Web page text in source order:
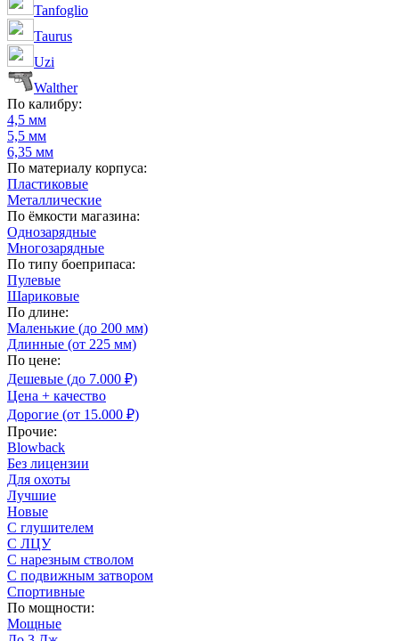
Tanfoglio
Taurus
Uzi
Walther
По калибру:
4,5 мм
5,5 мм
6,35 мм
По материалу корпуса:
Пластиковые
Металлические
По ёмкости магазина:
Однозарядные
Многозарядные
По типу боеприпаса:
Пулевые
Шариковые
По длине:
Маленькие (до 200 мм)
Длинные (от 225 мм)
По цене:
Дешевые (до 7.000 ₽)
Цена + качество
Дорогие (от 15.000 ₽)
Прочие:
Blowback
Без лицензии
Для охоты
Лучшие
Новые
С глушителем
С ЛЦУ
С нарезным стволом
С подвижным затвором
Спортивные
По мощности:
Мощные